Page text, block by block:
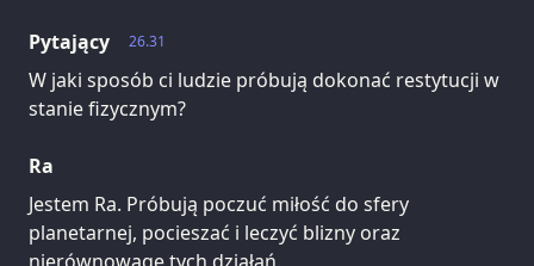
26.31
Pytający
W jaki sposób ci ludzie próbują dokonać restytucji w
stanie fizycznym?
Ra
Jestem Ra. Próbują poczuć miłość do sfery
planetarnej, pocieszać i leczyć blizny oraz